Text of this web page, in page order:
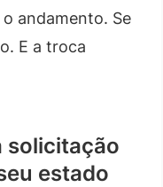
andamento. Se
E a troca
solicitação
estado